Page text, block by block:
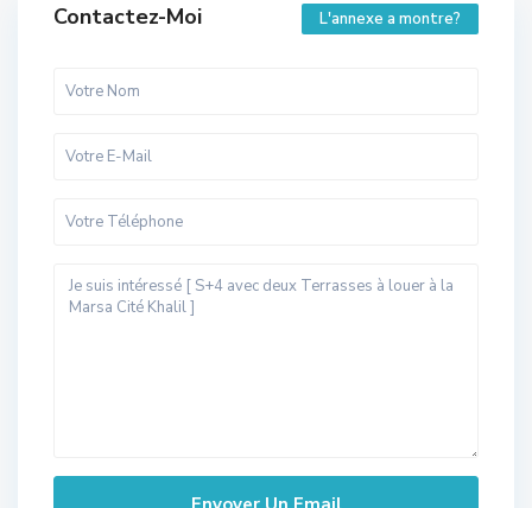
Contactez-Moi L'annexe a montre?